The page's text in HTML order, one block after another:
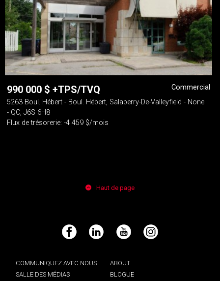
990 000 $ +TPS/TVQ
Commercial
5263 Boul. Hébert - Boul. Hébert, Salaberry-De-Valleyfield - None
- QC, J6S 6H8
Flux de trésorerie: -4 459 $/mois
Haut de page
Facebook LinkedIn YouTube Instagram
COMMUNIQUEZ AVEC NOUS
ABOUT
SALLE DES MÉDIAS
BLOGUE